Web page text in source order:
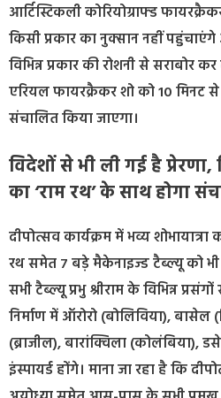
आर्टिस्टिकली कोरियोग्राफ्ड
किसी प्रकार का नुक्सान नहीं
विभिन्न प्रकार की रोशनी से सराबोर कर
एरियल फायरक्रैकर शो को 10 मिनट
संचालित किया जाएगा।
विदेशों से भी ली गई है प्रेरणा,
का ‘राम रथ’ के साथ होगा
दीपोत्सव कार्यक्रम में भव्य
रथ समेत 7 बड़े मैकेनाइज्ड टैब्ल्यू को
सभी टैब्ल्यू प्रभु श्रीराम के विभिन्न
निर्माण में ऑरोरो (बोलिविया), बासेल
(ब्राजील), बारांक्विला (कोलंबिया),
इंस्पायर्ड होंगे। माना जा रहा है कि